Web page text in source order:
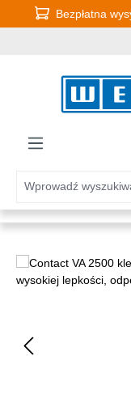
Przejdź do głównej
Bezpłatna
Pomiń galerię zdjęć